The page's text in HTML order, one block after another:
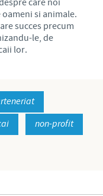
si animale.
succes precum
le, de
lor.
non-profit